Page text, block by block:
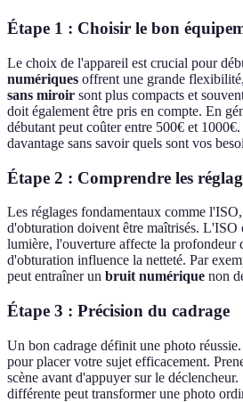
Étape 1 : Choisir le bon
Le choix de l'appareil est crucial pour
numériques offrent une grande
sans miroir sont plus compacts et
doit également être pris en compte. En
débutant peut coûter entre 500€ et
davantage sans savoir quels sont vos
Étape 2 : Comprendre les
Les réglages fondamentaux comme
d'obturation doivent être maîtrisés. L'ISO
lumière, l'ouverture affecte la profondeur
d'obturation influence la netteté. Par
peut entraîner un bruit numérique non
Étape 3 : Précision du cadrage
Un bon cadrage définit une photo
pour placer votre sujet efficacement.
scène avant d'appuyer sur le
différente peut transformer une photo